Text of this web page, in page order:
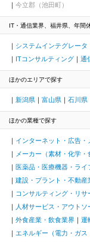
今立郡（池田町）
IT・通信業界、福井県、年間
システムインテグレータ
ITコンサルティング
通
ほかのエリアで探す
新潟県 富山県 石川県
ほかの業種で探す
インターネット・広告・
メーカー（素材・化学
医薬品・医療機器・ライ
建設・プラント・不動産
コンサルティング・リ
人材サービス・アウト
外食産業・飲食業界
運
エネルギー（電力・ガ